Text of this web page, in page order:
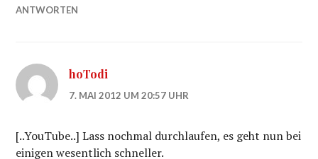
ANTWORTEN
hoTodi
7. MAI 2012 UM 20:57 UHR
[..YouTube..] Lass nochmal durchlaufen, es geht nun bei
einigen wesentlich schneller.